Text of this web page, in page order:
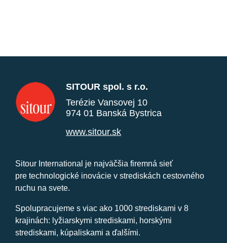
SITOUR spol. s r.o.
Terézie Vansovej 10
974 01 Banská Bystrica
www.sitour.sk
Sitour International je najväčšia firemná sieť
pre technologické inovácie v strediskách cestovného
ruchu na svete.
Spolupracujeme s viac ako 1000 strediskami v 8
krajinách: lyžiarskymi strediskami, horskými
strediskami, kúpaliskami a ďalšími.